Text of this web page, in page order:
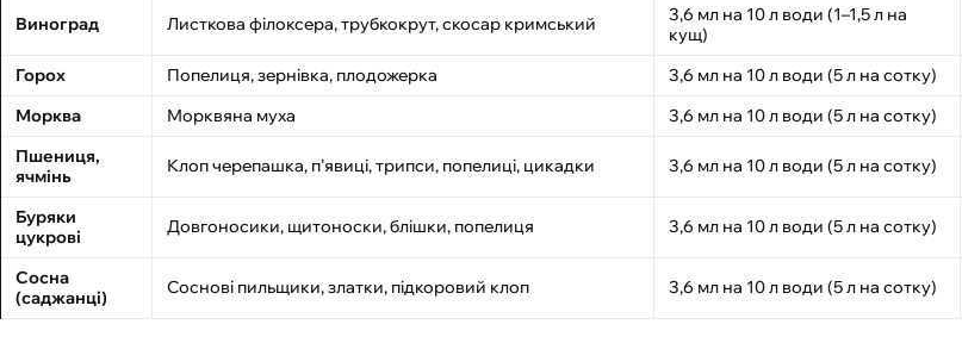
Виноград Листкова філоксера, трубкокрут, скосар кримський
3,6 мл на 10 л води (1–1,5 л на
кущ)
Горох Попелиця, зернівка, плодожерка 3,6 мл на 10 л води (5 л на сотку)
Морква
Морквяна муха 3,6 мл на 10 л води (5 л на сотку)
Пшениця,
ячмінь
Клоп черепашка, п’явиці, трипси, попелиці, цикадки 3,6 мл на 10 л води (5 л на сотку)
Буряки
цукрові
Довгоносики, щитоноски, блішки, попелиця 3,6 мл на 10 л води (5 л на сотку)
Сосна
(саджанці)
Соснові пильщики, златки, підкоровий клоп 3,6 мл на 10 л води (5 л на сотку)